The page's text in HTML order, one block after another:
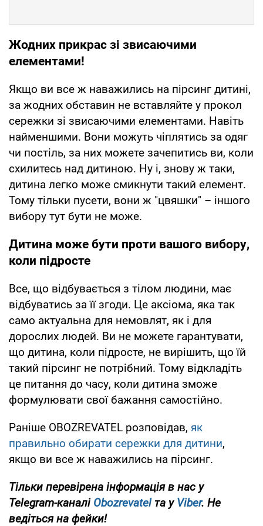
Жодних прикрас зі звисаючими
елементами!
Якщо ви все ж наважились на пірсинг дитині,
за жодних обставин не вставляйте у прокол
сережки зі звисаючими елементами. Навіть
найменшими. Вони можуть чіплятись за одяг
чи постіль, за них можете зачепитись ви, коли
схилитесь над дитиною. Ну і, знову ж таки,
дитина легко може смикнути такий елемент.
Тому тільки пусети, вони ж "цвяшки" – іншого
вибору тут бути не може.
Дитина може бути проти вашого вибору,
коли підросте
Все, що відбувається з тілом людини, має
відбуватись за її згоди. Це аксіома, яка так
само актуальна для немовлят, як і для
дорослих людей. Ви не можете гарантувати,
що дитина, коли підросте, не вирішить, що їй
такий пірсинг не потрібний. Тому відкладіть
це питання до часу, коли дитина зможе
формулювати свої бажання самостійно.
Раніше OBOZREVATEL розповідав, як
правильно обирати сережки для дитини,
якщо ви все ж наважились на пірсинг.
Тільки перевірена інформація в нас у
Telegram-каналі Obozrevatelта уViber. Не
ведіться на фейки!